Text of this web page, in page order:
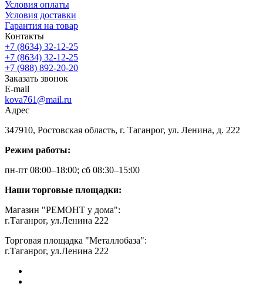
Условия оплаты
Условия доставки
Гарантия на товар
Контакты
+7 (8634) 32-12-25
+7 (8634) 32-12-25
+7 (988) 892-20-20
Заказать звонок
E-mail
kova761@mail.ru
Адрес
347910, Ростовская область, г. Таганрог, ул. Ленина, д. 222
Режим работы:
пн-пт 08:00–18:00; сб 08:30–15:00
Наши торговые площадки:
Магазин "РЕМОНТ у дома":
г.Таганрог, ул.Ленина 222
Торговая площадка "Металлобаза":
г.Таганрог, ул.Ленина 222